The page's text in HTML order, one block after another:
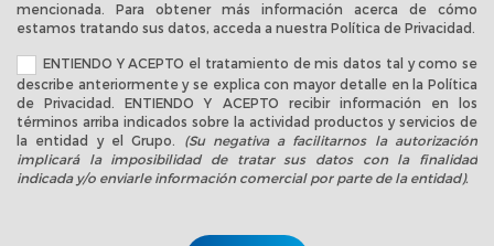
mencionada. Para obtener más información acerca de cómo
estamos tratando sus datos, acceda a nuestra Política de Privacidad .
ENTIENDO Y ACEPTO el tratamiento de mis datos tal y como se
describe anteriormente y se explica con mayor detalle en la Política
de Privacidad . ENTIENDO Y ACEPTO recibir información en los
términos arriba indicados sobre la actividad productos y servicios de
la entidad y el Grupo.
(Su negativa a facilitarnos la autorización
implicará la imposibilidad de tratar sus datos con la finalidad
indicada y/o enviarle información comercial por parte de la entidad).